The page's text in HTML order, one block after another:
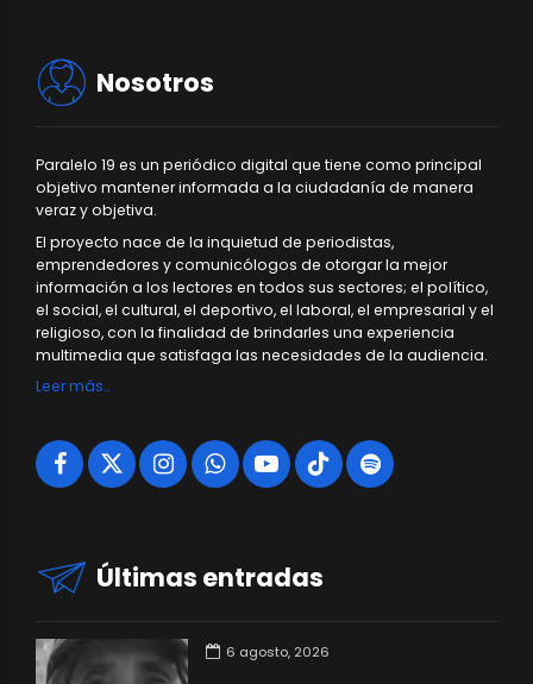
Nosotros
Paralelo 19 es un periódico digital que tiene como principal
objetivo mantener informada a la ciudadanía de manera
veraz y objetiva.
El proyecto nace de la inquietud de periodistas,
emprendedores y comunicólogos de otorgar la mejor
información a los lectores en todos sus sectores; el político,
el social, el cultural, el deportivo, el laboral, el empresarial y el
religioso, con la finalidad de brindarles una experiencia
multimedia que satisfaga las necesidades de la audiencia.
Leer más…
Últimas entradas
6 agosto, 2026